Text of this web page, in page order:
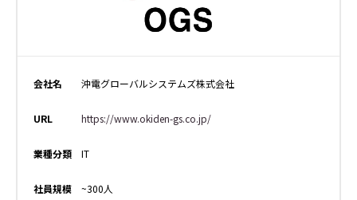
会社名 沖電グローバルシステムズ株式会社
URL https://www.okiden-gs.co.jp/
業種分類 IT
社員規模 ~300人